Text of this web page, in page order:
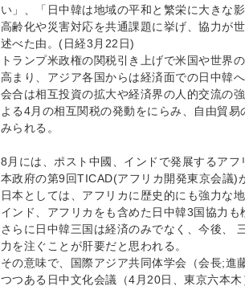
い」、「日中韓は地域の平和と繁栄に大きな
高齢化や災害対応を共通課題に挙げ、協力が
述べた由。(日経3月22日)
トランプ米政権の関税引き上げで米国や世界
高まり、アジア各国からは経済面での日中韓
会合は相互投資の拡大や経済界の人的交流の
よる4月の相互関税の発動をにらみ、自由貿
みられる。
8月には、ポスト中國、インドで発展するア
本政府の第9回TICAD(アフリカ開発東京会議)
日本としては、アフリカに歴史的にも強力な
インド、アフリカをも含めた日中韓3国協力も
さらに日中韓三国は経済のみでなく、今後、
力を注ぐことが肝要だと思われる。
その意味で、国際アジア共同体学会（会長;進
つつある日中文化会議（4月20日、東京六本